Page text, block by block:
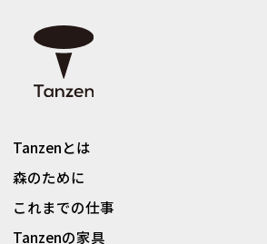
Tanzenとは
森のために
これまでの仕事
Tanzenの家具